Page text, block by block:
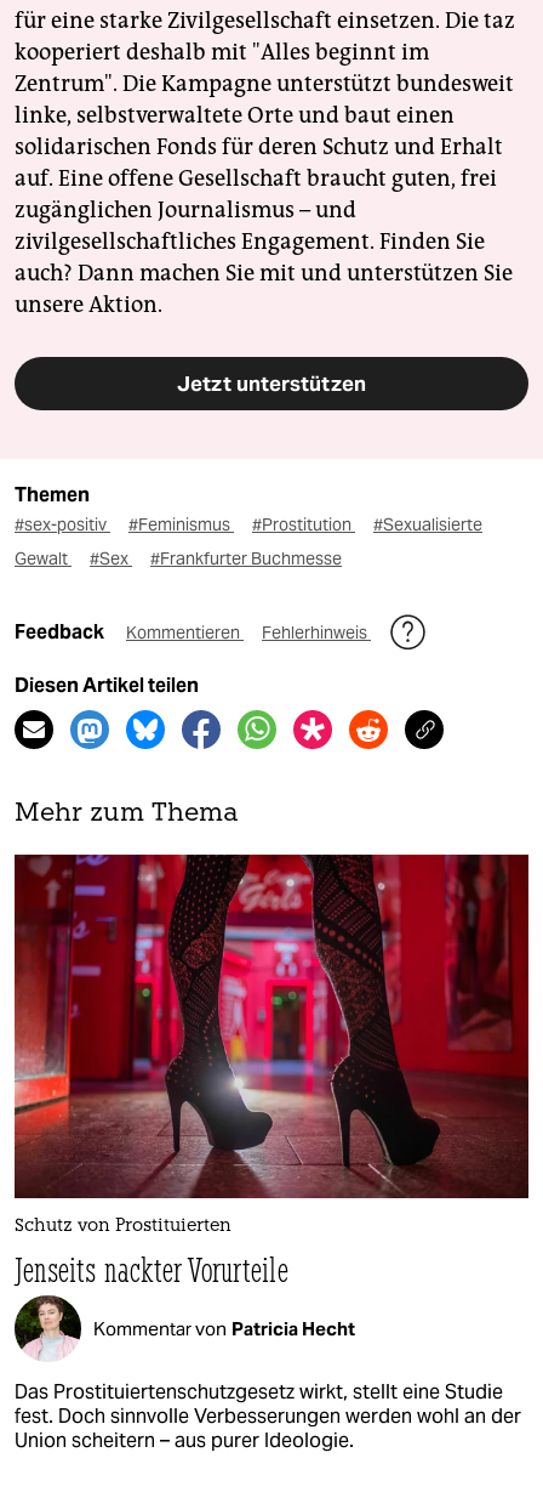
für eine starke Zivilgesellschaft einsetzen. Die taz
kooperiert deshalb mit "Alles beginnt im
Zentrum". Die Kampagne unterstützt bundesweit
linke, selbstverwaltete Orte und baut einen
solidarischen Fonds für deren Schutz und Erhalt
auf. Eine offene Gesellschaft braucht guten, frei
zugänglichen Journalismus – und
zivilgesellschaftliches Engagement. Finden Sie
auch? Dann machen Sie mit und unterstützen Sie
unsere Aktion.
Jetzt unterstützen
Themen
#sex-positiv #Feminismus #Prostitution
#Sexualisierte
Gewalt
#Sex #Frankfurter Buchmesse
Feedback Kommentieren Fehlerhinweis
Diesen Artikel teilen
Mehr zum Thema
Schutz von Prostituierten
Jenseits nackter Vorurteile
Kommentar von Patricia Hecht
Das Prostituiertenschutzgesetz wirkt, stellt eine Studie
fest. Doch sinnvolle Verbesserungen werden wohl an der
Union scheitern – aus purer Ideologie.